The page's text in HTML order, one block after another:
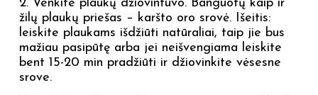
2. Venkite plaukų džiovintuvo. Banguotų kaip ir
žilų plaukų priešas – karšto oro srovė. Išeitis:
leiskite plaukams išdžiūti natūraliai, taip jie bus
mažiau pasipūtę arba jei neišvengiama leiskite
bent 15-20 min pradžiūti ir džiovinkite vėsesne
srove.